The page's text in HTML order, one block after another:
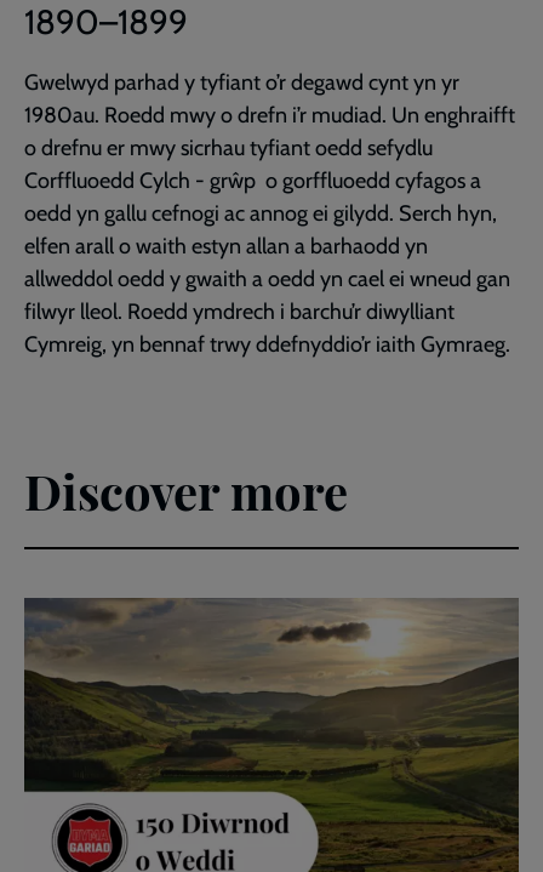
1890–1899
Gwelwyd parhad y tyfiant o’r degawd cynt yn yr
1980au. Roedd mwy o drefn i’r mudiad. Un enghraifft
o drefnu er mwy sicrhau tyfiant oedd sefydlu
Corffluoedd Cylch - grŵp o gorffluoedd cyfagos a
oedd yn gallu cefnogi ac annog ei gilydd. Serch hyn,
elfen arall o waith estyn allan a barhaodd yn
allweddol oedd y gwaith a oedd yn cael ei wneud gan
filwyr lleol. Roedd ymdrech i barchu’r diwylliant
Cymreig, yn bennaf trwy ddefnyddio’r iaith Gymraeg.
Discover more